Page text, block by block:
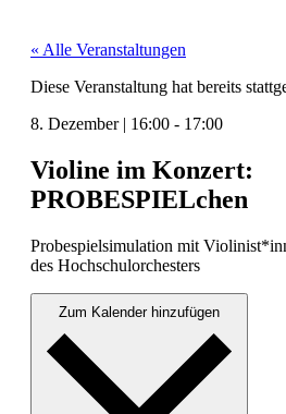
« Alle Veranstaltungen
Diese Veranstaltung hat bereits
8. Dezember | 16:00 - 17:00
Violine im Konzert:
PROBESPIELchen
Probe­spiel­sim­u­la­tion mit
des Hochschu­lorch­esters